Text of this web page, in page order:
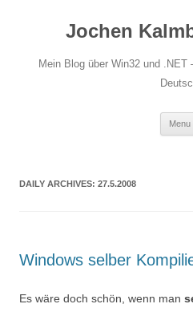
Jochen
Mein Blog über Win32 und
Menu
DAILY ARCHIVES: 27.5.2008
Windows selber
Es wäre doch schön, wenn man